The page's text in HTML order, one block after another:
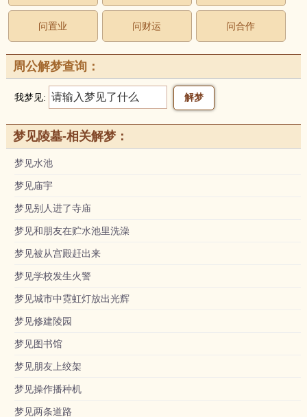
问置业 问财运 问合作
周公解梦查询：
我梦见:
梦见陵墓-相关解梦：
梦见水池
梦见庙宇
梦见别人进了寺庙
梦见和朋友在贮水池里洗澡
梦见被从宫殿赶出来
梦见学校发生火警
梦见城市中霓虹灯放出光辉
梦见修建陵园
梦见图书馆
梦见朋友上绞架
梦见操作播种机
梦见两条道路